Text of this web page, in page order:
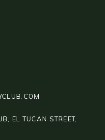
EL TUCAN STREET,